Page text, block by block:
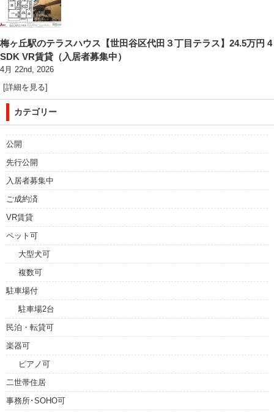
梅ヶ丘駅のテラスハウス【世田谷区代田３丁目テラス】24.5万円 4
SDK VR賃貸（入居者募集中）
4月 22nd, 2026
[詳細を見る]
カテゴリー
公開
先行公開
入居者募集中
ご成約済
VR賃貸
ペット可
大型犬可
複数可
駐車場付
駐車場2台
民泊・転貸可
楽器可
ピアノ可
二世帯住居
事務所･SOHO可